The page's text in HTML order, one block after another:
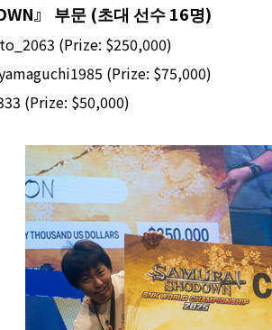
』 부문 (초대 선수16명)
(Prize: $250,000)
(Prize: $75,000)
(Prize: $50,000)